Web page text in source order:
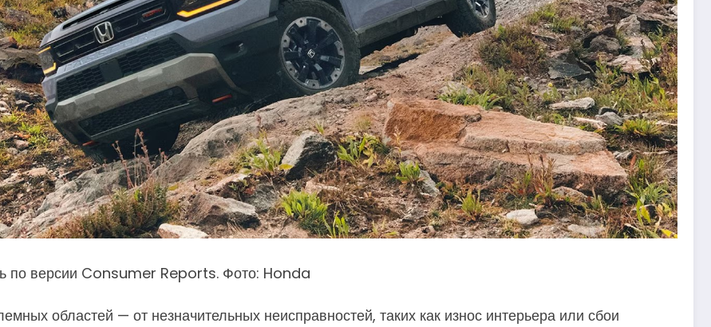
версии Consumer Reports. Фото: Honda
областей — от незначительных неисправностей, таких как износ интерьера или сбои